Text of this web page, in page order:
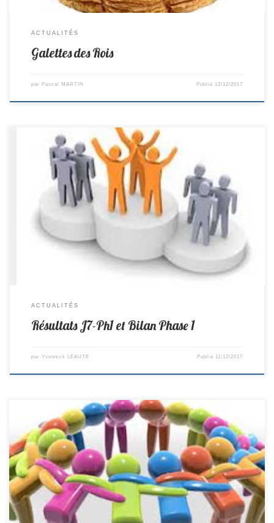
ACTUALITÉS
Galettes des Rois
par Pascal MARTIN Publié 12/12/2017
R2-> Chalonnes 5-9 St Colomban D1-> Chevrolière 11–9 St Colomban
D3->Arthon Chemere 1–19 St Colomban D5 -> St Colomban 7–3
Machecoul D1 Féminines -> St Colomban 6–4 Pont St Martin Cadets
D3 ->St Philbert 1-9 St Colomban Minimes D3 -> Machecoul 3–7 St
Colomban Bilan de la 1ère Phase: Des résultats très satisfaisants avec
ACTUALITÉS
Résultats J7-Ph1 et Bilan Phase 1
par Yvonnick LEAUTE Publié 11/12/2017
Désolé, vous n’avez pas l’autorisation de voir cette entrée !